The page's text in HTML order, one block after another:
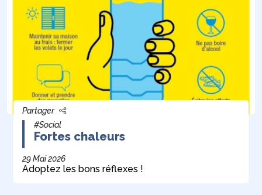
Partager
#Social
Fortes chaleurs
29 Mai 2026
Adoptez les bons réflexes !